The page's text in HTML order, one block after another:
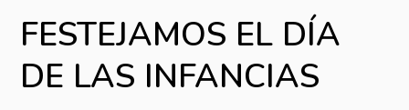
FESTEJAMOS EL DÍA
DE LAS INFANCIAS